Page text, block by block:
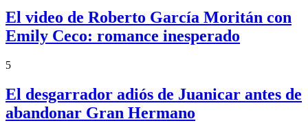
El video de Roberto García Moritán con
Emily Ceco: romance inesperado
5
El desgarrador adiós de Juanicar antes de
abandonar Gran Hermano